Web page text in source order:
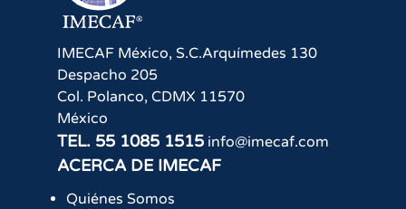
IMECAF México, S.C.Arquímedes 130
Despacho 205
Col. Polanco, CDMX 11570
México
TEL. 55 1085 1515 info@imecaf.com
ACERCA DE IMECAF
Quiénes Somos